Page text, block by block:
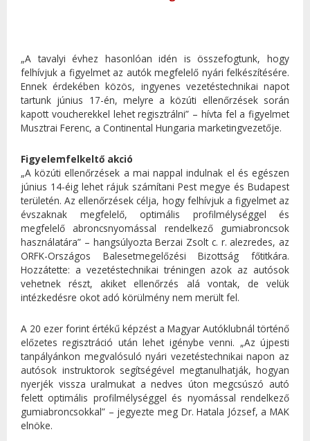
„A tavalyi évhez hasonlóan idén is összefogtunk, hogy
felhívjuk a figyelmet az autók megfelelő nyári felkészítésére.
Ennek érdekében közös, ingyenes vezetéstechnikai napot
tartunk június 17-én, melyre a közúti ellenőrzések során
kapott voucherekkel lehet regisztrálni” – hívta fel a figyelmet
Musztrai Ferenc, a Continental Hungaria marketingvezetője.
Figyelemfelkeltő akció
„A közúti ellenőrzések a mai nappal indulnak el és egészen
június 14-éig lehet rájuk számítani Pest megye és Budapest
területén. Az ellenőrzések célja, hogy felhívjuk a figyelmet az
évszaknak megfelelő, optimális profilmélységgel és
megfelelő abroncsnyomással rendelkező gumiabroncsok
használatára” – hangsúlyozta Berzai Zsolt c. r. alezredes, az
ORFK-Országos Balesetmegelőzési Bizottság főtitkára.
Hozzátette: a vezetéstechnikai tréningen azok az autósok
vehetnek részt, akiket ellenőrzés alá vontak, de velük
intézkedésre okot adó körülmény nem merült fel.
A 20 ezer forint értékű képzést a Magyar Autóklubnál történő
előzetes regisztráció után lehet igénybe venni. „Az újpesti
tanpályánkon megvalósuló nyári vezetéstechnikai napon az
autósok instruktorok segítségével megtanulhatják, hogyan
nyerjék vissza uralmukat a nedves úton megcsúszó autó
felett optimális profilmélységgel és nyomással rendelkező
gumiabroncsokkal” – jegyezte meg Dr. Hatala József, a MAK
elnöke.